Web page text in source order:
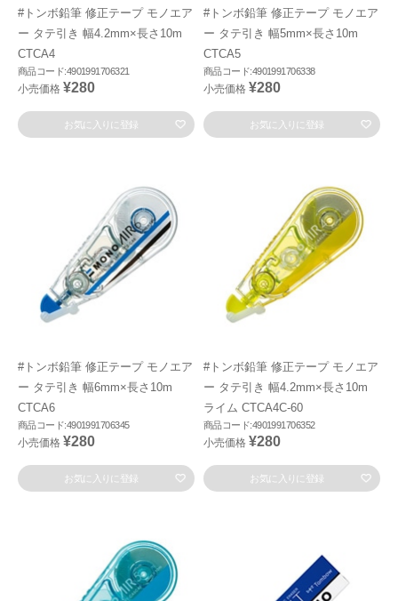
#トンボ鉛筆 修正テープ モノエア
ー タテ引き 幅4.2mm×長さ10m
CTCA4
商品コード:4901991706321
小売価格 ¥280
お気に入りに登録
#トンボ鉛筆 修正テープ モノエア
ー タテ引き 幅5mm×長さ10m
CTCA5
商品コード:4901991706338
小売価格 ¥280
お気に入りに登録
#トンボ鉛筆 修正テープ モノエア
ー タテ引き 幅6mm×長さ10m
CTCA6
商品コード:4901991706345
小売価格 ¥280
お気に入りに登録
#トンボ鉛筆 修正テープ モノエア
ー タテ引き 幅4.2mm×長さ10m
ライム CTCA4C-60
商品コード:4901991706352
小売価格 ¥280
お気に入りに登録